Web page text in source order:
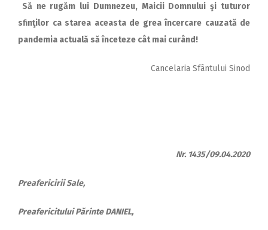
Să ne rugăm lui Dumnezeu, Maicii Domnului şi tuturor
sfinţilor ca starea aceasta de grea încercare cauzată de
pandemia actuală să înceteze cât mai curând!
Cancelaria Sfântului Sinod
Nr. 1435/09.04.2020
Preafericirii Sale,
Preafericitului Părinte DANIEL,